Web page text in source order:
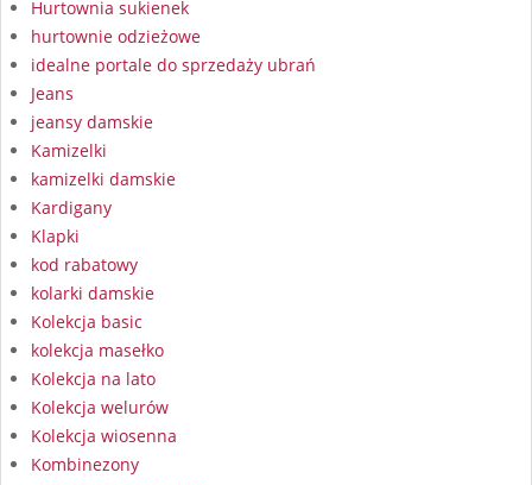
Hurtownia sukienek
hurtownie odzieżowe
idealne portale do sprzedaży ubrań
Jeans
jeansy damskie
Kamizelki
kamizelki damskie
Kardigany
Klapki
kod rabatowy
kolarki damskie
Kolekcja basic
kolekcja masełko
Kolekcja na lato
Kolekcja welurów
Kolekcja wiosenna
Kombinezony